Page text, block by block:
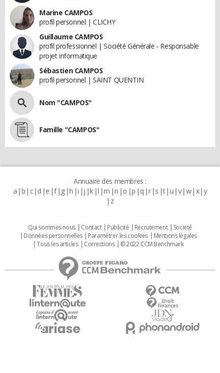
Marine CAMPOS
profil personnel | CLICHY
Guillaume CAMPOS
profil professionnel | Société Générale - Responsable
projet informatique
Sébastien CAMPOS
profil personnel | SAINT QUENTIN
Nom "CAMPOS"
Famille "CAMPOS"
Annuaire des membres :
a b c d e f g h i j k l m n o p q r s t u v w x y
z
Qui sommes nous Contact Publicité Recrutement
Societé
Données personnelles
Paramétrer les cookies
Mentions légales
Tous les articles
Corrections © 2022 CCM Benchmark